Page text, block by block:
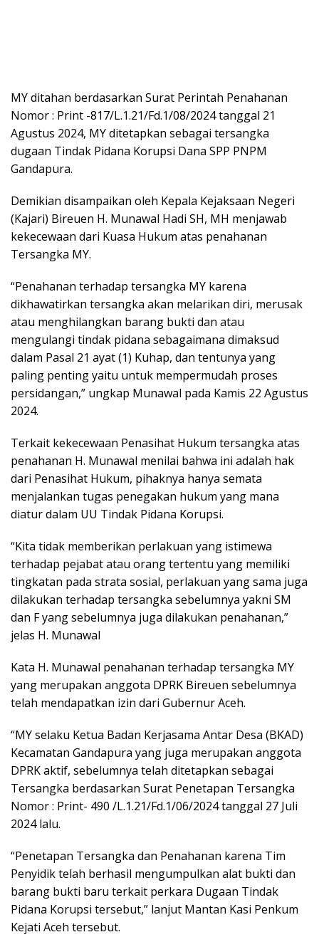
MY ditahan berdasarkan Surat Perintah Penahanan
Nomor : Print -817/L.1.21/Fd.1/08/2024 tanggal 21
Agustus 2024, MY ditetapkan sebagai tersangka
dugaan Tindak Pidana Korupsi Dana SPP PNPM
Gandapura.
Demikian disampaikan oleh Kepala Kejaksaan Negeri
(Kajari) Bireuen H. Munawal Hadi SH, MH menjawab
kekecewaan dari Kuasa Hukum atas penahanan
Tersangka MY.
“Penahanan terhadap tersangka MY karena
dikhawatirkan tersangka akan melarikan diri, merusak
atau menghilangkan barang bukti dan atau
mengulangi tindak pidana sebagaimana dimaksud
dalam Pasal 21 ayat (1) Kuhap, dan tentunya yang
paling penting yaitu untuk mempermudah proses
persidangan,” ungkap Munawal pada Kamis 22 Agustus
2024.
Terkait kekecewaan Penasihat Hukum tersangka atas
penahanan H. Munawal menilai bahwa ini adalah hak
dari Penasihat Hukum, pihaknya hanya semata
menjalankan tugas penegakan hukum yang mana
diatur dalam UU Tindak Pidana Korupsi.
“Kita tidak memberikan perlakuan yang istimewa
terhadap pejabat atau orang tertentu yang memiliki
tingkatan pada strata sosial, perlakuan yang sama juga
dilakukan terhadap tersangka sebelumnya yakni SM
dan F yang sebelumnya juga dilakukan penahanan,”
jelas H. Munawal
Kata H. Munawal penahanan terhadap tersangka MY
yang merupakan anggota DPRK Bireuen sebelumnya
telah mendapatkan izin dari Gubernur Aceh.
“MY selaku Ketua Badan Kerjasama Antar Desa (BKAD)
Kecamatan Gandapura yang juga merupakan anggota
DPRK aktif, sebelumnya telah ditetapkan sebagai
Tersangka berdasarkan Surat Penetapan Tersangka
Nomor : Print- 490 /L.1.21/Fd.1/06/2024 tanggal 27 Juli
2024 lalu.
“Penetapan Tersangka dan Penahanan karena Tim
Penyidik telah berhasil mengumpulkan alat bukti dan
barang bukti baru terkait perkara Dugaan Tindak
Pidana Korupsi tersebut,” lanjut Mantan Kasi Penkum
Kejati Aceh tersebut.